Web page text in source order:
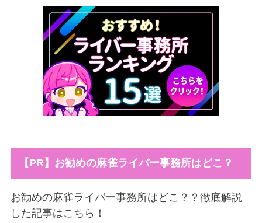
【PR】お勧めの麻雀ライバー事務所はどこ？
お勧めの麻雀ライバー事務所はどこ？？徹底解説
した記事はこちら！